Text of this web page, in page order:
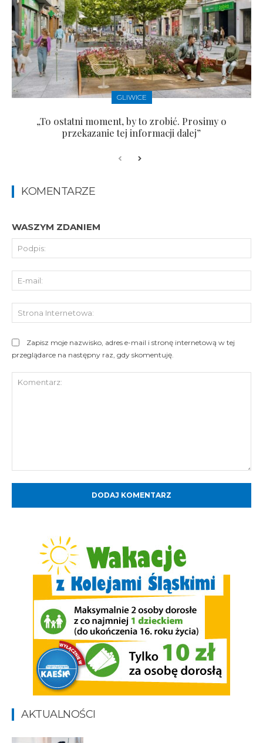
GLIWICE
„To ostatni moment, by to zrobić. Prosimy o
przekazanie tej informacji dalej”
KOMENTARZE
WASZYM ZDANIEM
Zapisz moje nazwisko, adres e-mail i stronę internetową w tej
przeglądarce na następny raz, gdy skomentuję.
AKTUALNOŚCI